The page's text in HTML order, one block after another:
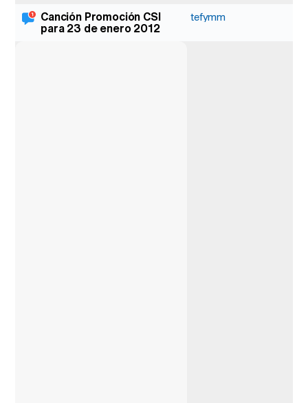
Canción Promoción CSI
para 23 de enero 2012
tefymm